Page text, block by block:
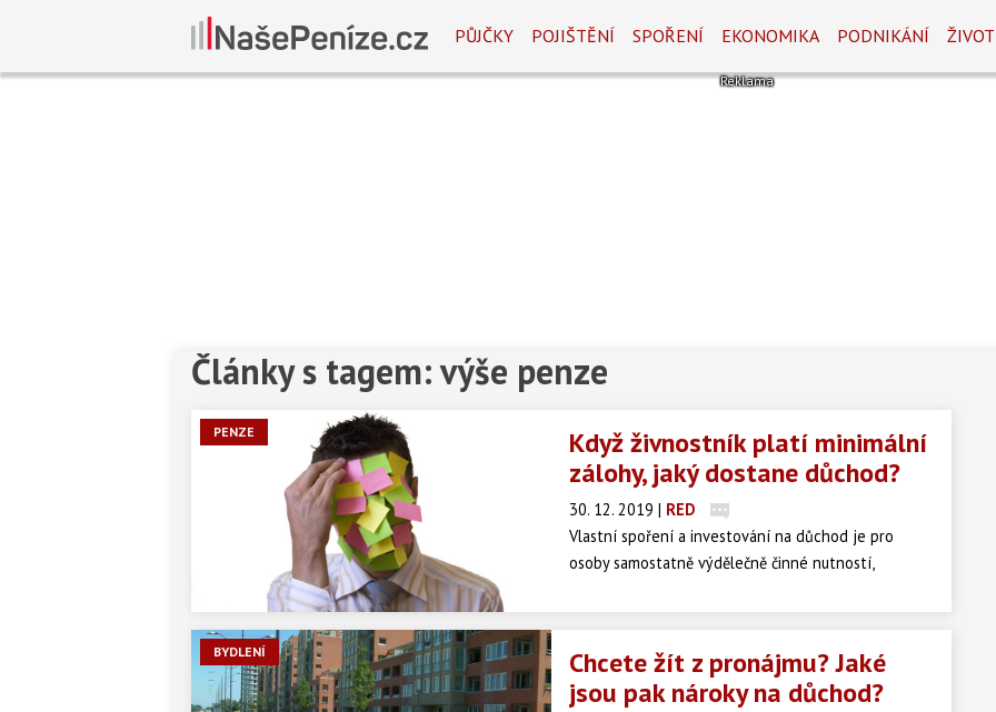
PŮJČKY POJIŠTĚNÍ SPOŘENÍ EKONOMIKA PODNIKÁNÍ
Články s tagem: výše penze
PENZE
Když živnostník platí minimální
zálohy, jaký dostane důchod?
30. 12. 2019 | RED
Vlastní spoření a investování na důchod je pro
osoby samostatně výdělečně činné nutností,
jejichž starobní důchod nedosahuje ani 10 tisíc Kč.
BYDLENÍ
Chcete žít z pronájmu? Jaké
jsou pak nároky na důchod?